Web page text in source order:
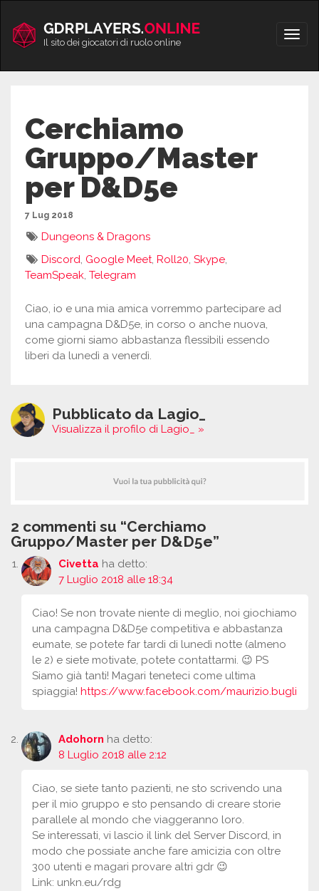
contenuto
Apri/
Il sito dei giocatori di ruolo online
Cerchiamo
Gruppo/Master
per D&D5e
7 Lug 2018
Dungeons & Dragons
Discord, Google Meet,Roll20,Skype,
TeamSpeak, Telegram
Ciao, io e una mia amica vorremmo partecipare ad
una campagna D&D5e, in corso o anche nuova,
come giorni siamo abbastanza flessibili essendo
liberi da lunedì a venerdì.
Pubblicato da Lagio_
Visualizza il profilo di Lagio_ »
2 commenti su “Cerchiamo
Gruppo/Master per D&D5e”
Civetta ha detto:
7 Luglio 2018 alle 18:34
Ciao! Se non trovate niente di meglio, noi giochiamo
una campagna D&D5e competitiva e abbastanza
eumate, se potete far tardi di lunedì notte (almeno
le 2) e siete motivate, potete contattarmi. 😉 PS
Siamo già tanti! Magari teneteci come ultima
spiaggia! https://www.facebook.com/maurizio.bugli
Adohorn ha detto:
8 Luglio 2018 alle 2:12
Ciao, se siete tanto pazienti, ne sto scrivendo una
per il mio gruppo e sto pensando di creare storie
parallele al mondo che viaggeranno loro.
Se interessati, vi lascio il link del Server Discord, in
modo che possiate anche fare amicizia con oltre
300 utenti e magari provare altri gdr 😉
Link: unkn.eu/rdg